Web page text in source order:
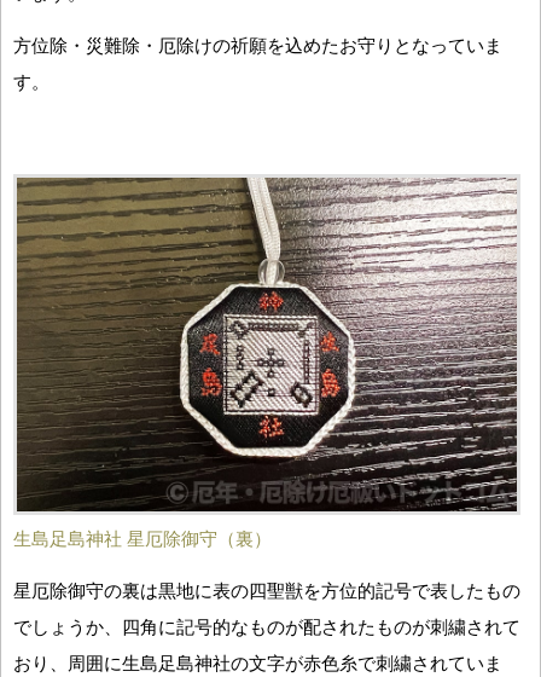
方位除・災難除・厄除けの祈願を込めたお守りとなっていま
す。
生島足島神社 星厄除御守（裏）
星厄除御守の裏は黒地に表の四聖獣を方位的記号で表したもの
でしょうか、四角に記号的なものが配されたものが刺繍されて
おり、周囲に生島足島神社の文字が赤色糸で刺繍されていま